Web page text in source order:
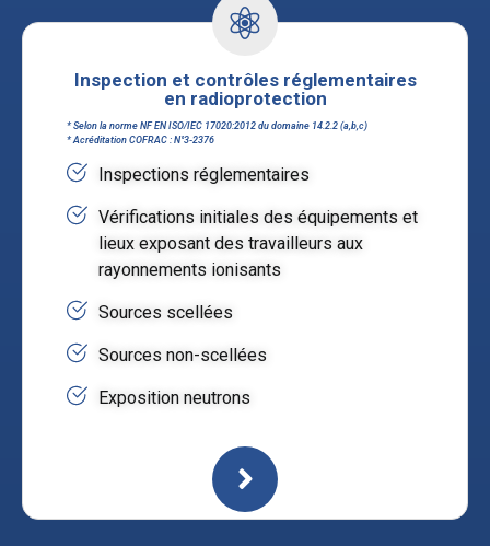
Inspection et contrôles réglementaires
en radioprotection
* Selon la norme NF EN ISO/IEC 17020:2012 du domaine 14.2.2 (a,b,c)
* Acréditation COFRAC : N°3-2376
Inspections réglementaires
Vérifications initiales des équipements et
lieux exposant des travailleurs aux
rayonnements ionisants
Sources scellées
Sources non-scellées
Exposition neutrons